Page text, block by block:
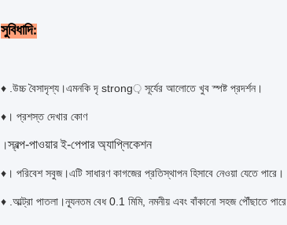
সুবিধাদি:
♦ .উচ্চ বৈসাদৃশ্য।এমনকি দৃ strong় সূর্যের আলোতে খুব স্পষ্ট প্রদর্শন।
♦। প্রশস্ত দেখার কোণ
।স্বল্প-পাওয়ার ই-পেপার অ্যাপ্লিকেশন
♦। পরিবেশ সবুজ।এটি সাধারণ কাগজের প্রতিস্থাপন হিসাবে নেওয়া যেতে পারে।
♦ .আল্ট্রা পাতলা।ন্যূনতম বেধ 0.1 মিমি, নমনীয় এবং বাঁকানো সহজ পৌঁছাতে